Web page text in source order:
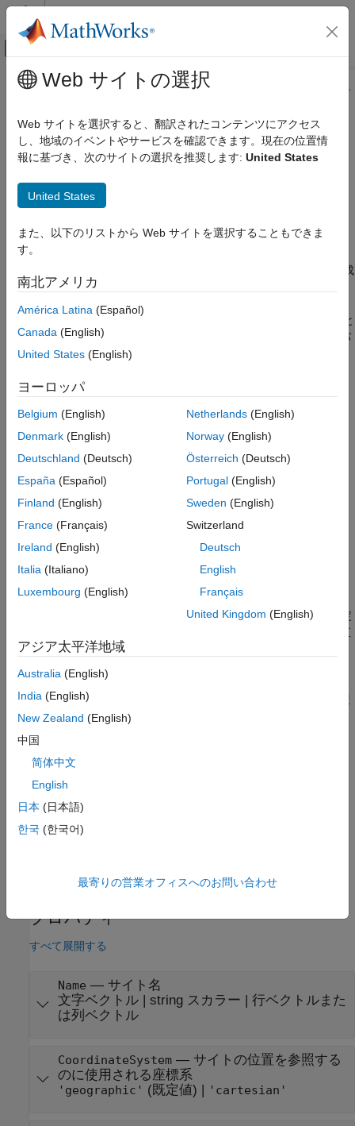
コンテンツへスキップ
オフキャンバス ナビゲーション メ
ドキュメンテーションのホーム
Antenna Toolbox
RF 伝播
txsite
説明
作成
オブジェクト関数
例
バージョン履歴
参考
メインコンテンツ
このページの内容は最新ではありません。最新版の英語を参照す
txsite
RF 送信機サイトの作成
説明
オブジェクトを使用して、無線周波数送信機サイトを作成
します。
送信機は、RF 回路とアンテナで構成されます。RF 回路は信号と
パワーでアンテナを励起します。送信機の主な特性には、出力パ
ワー、動作周波数、およびアンテナの放射パターンが含まれま
作成
構文
tx = txsite
tx = txsite(coordsys)
説明
tx = txsiteは地理座標で無線周波数送信機サイトを作成しま
す。
CoordinateSystemプロパティを設定
します。既定では、送信機サイトは地理座標系を使用します。直
交座標系を使用する送信機サイトを作成するには、
tx = txsite(
は、名前と値の引数を 1 つ以上使
用してプロパティを設定します。
Longitude
ことで位置を指定できます。
直交座標系を使用する送信機サイトの場合、
AntennaPosition
プロパティ
すべて展開する
Name — サイト名
文字ベクトル| string スカラー | 行ベクトルまた
は列ベクトル
CoordinateSystem— サイトの位置を参照する
のに使用される座標系
'geographic' (既定値) | 'cartesian'
Web サイトの選択
Web サイトを選択すると、翻訳されたコンテンツにアクセス
し、地域のイベントやサービスを確認できます。現在の位置情
報に基づき、次のサイトの選択を推奨します: United States
United States
また、以下のリストから Web サイトを選択することもできま
す。
南北アメリカ
América Latina (Español)
Canada (English)
United States (English)
ヨーロッパ
Belgium (English)
Denmark (English)
Deutschland (Deutsch)
España (Español)
Finland (English)
France (Français)
Ireland (English)
Italia (Italiano)
Luxembourg (English)
Netherlands(English)
Norway(English)
Österreich (Deutsch)
Portugal(English)
Sweden (English)
Switzerland
Deutsch
English
Français
United Kingdom (English)
アジア太平洋地域
Australia (English)
India (English)
New Zealand (English)
中国
简体中文
English
日本 (日本語)
한국 (한국어)
最寄りの営業オフィスへのお問い合わせ